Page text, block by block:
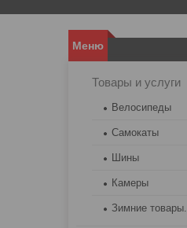
Товары и услуги
Велосипеды
Самокаты
Шины
Камеры
Зимние товары.